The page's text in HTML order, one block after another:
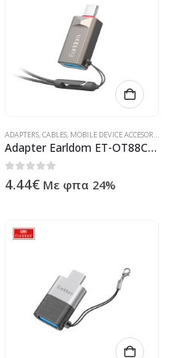
ΠΡΟΪΌΝΤΑ ΠΛΗΡΟΦΟΡΙΚΉΣ - ΚΙΝΗΤΉΣ
ADAPTERS,CABLES, MOBILE DEVICE ACCESORIES
Adapter Earldom ET-OT88C, USB3.0 to Type-C, OTG, Grаy – 40360
0out of 5
4.44€ Με φπα 24%